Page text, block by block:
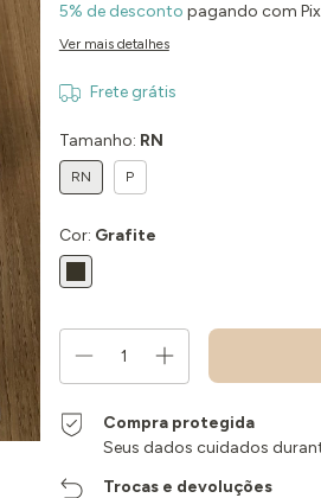
5% de desconto pagando com Pix
Ver mais detalhes
Frete grátis
Tamanho: RN
RN P
Cor: Grafite
Compra protegida
Seus dados cuidados
Trocas e devoluções